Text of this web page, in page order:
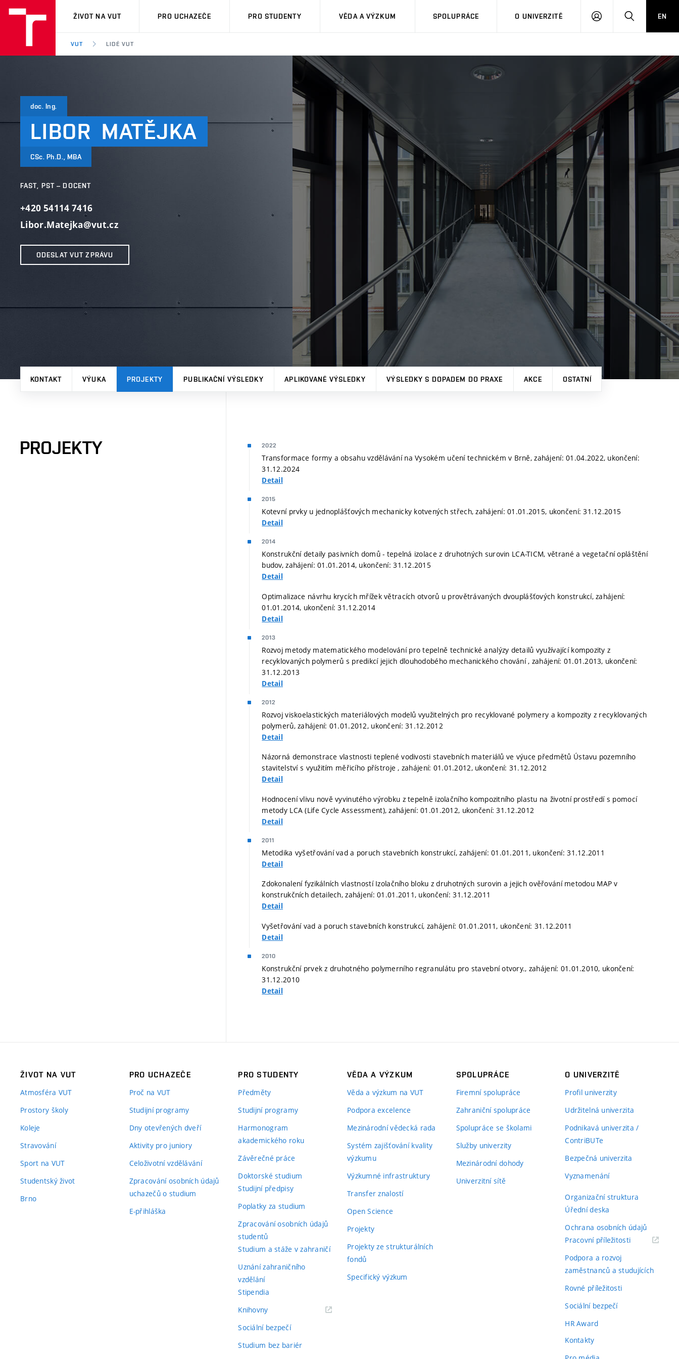
VUT
ŽIVOT NA VUT PRO UCHAZEČE PRO STUDENTY VĚDA A VÝZKUM SPOLUPRÁCE O UNIVERZITĚ
PŘIHLÁSIT HLEDATEN
VUT LIDÉ VUT
doc. Ing.
LIBOR MATĚJKA
CSc. Ph.D., MBA
FAST, PST – DOCENT
+420 54114 7416
Libor.Matejka@vut.cz
ODESLAT VUT ZPRÁVU
KONTAKT VÝUKA PROJEKTY PUBLIKAČNÍ VÝSLEDKY APLIKOVANÉ VÝSLEDKY VÝSLEDKY S DOPADEM DO PRAXE AKCE OSTATNÍ
PROJEKTY 2022
Transformace formy a obsahu vzdělávání na Vysokém učení technickém v Brně, zahájení: 01.04.2022, ukončení:
31.12.2024
Detail
2015
Kotevní prvky u jednoplášťových mechanicky kotvených střech, zahájení: 01.01.2015, ukončení: 31.12.2015
Detail
2014
Konstrukční detaily pasivních domů - tepelná izolace z druhotných surovin LCA-TICM, větrané a vegetační opláštění
budov, zahájení: 01.01.2014, ukončení: 31.12.2015
Detail
Optimalizace návrhu krycích mřížek větracích otvorů u provětrávaných dvouplášťových konstrukcí, zahájení:
01.01.2014, ukončení: 31.12.2014
Detail
2013
Rozvoj metody matematického modelování pro tepelně technické analýzy detailů využívající kompozity z
recyklovaných polymerů s predikcí jejich dlouhodobého mechanického chování , zahájení: 01.01.2013, ukončení:
31.12.2013
Detail
2012
Rozvoj viskoelastických materiálových modelů využitelných pro recyklované polymery a kompozity z recyklovaných
polymerů, zahájení: 01.01.2012, ukončení: 31.12.2012
Detail
Názorná demonstrace vlastnosti teplené vodivosti stavebních materiálů ve výuce předmětů Ústavu pozemního
stavitelství s využitím měřicího přístroje , zahájení: 01.01.2012, ukončení: 31.12.2012
Detail
Hodnocení vlivu nově vyvinutého výrobku z tepelně izolačního kompozitního plastu na životní prostředí s pomocí
metody LCA (Life Cycle Assessment), zahájení: 01.01.2012, ukončení: 31.12.2012
Detail
2011
Metodika vyšetřování vad a poruch stavebních konstrukcí, zahájení: 01.01.2011, ukončení: 31.12.2011
Detail
Zdokonalení fyzikálních vlastností Izolačního bloku z druhotných surovin a jejich ověřování metodou MAP v
konstrukčních detailech, zahájení: 01.01.2011, ukončení: 31.12.2011
Detail
Vyšetřování vad a poruch stavebních konstrukcí, zahájení: 01.01.2011, ukončení: 31.12.2011
Detail
2010
Konstrukční prvek z druhotného polymerního regranulátu pro stavební otvory., zahájení: 01.01.2010, ukončení:
31.12.2010
Detail
ŽIVOT NA VUT
Atmosféra VUT
Prostory školy
Koleje
Stravování
Sport na VUT
Studentský život
Brno
PRO UCHAZEČE
Proč na VUT
Studijní programy
Dny otevřených dveří
Aktivity pro juniory
Celoživotní vzdělávání
Zpracování osobních údajů
uchazečů o studium
E-přihláška
PRO STUDENTY
Předměty
Studijní programy
Harmonogram
akademického roku
Závěrečné práce
Doktorské studium
Studijní předpisy
Poplatky za studium
Zpracování osobních údajů
studentů
Studium a stáže v zahraničí
Uznání zahraničního
vzdělání
Stipendia
Knihovny(externí
Sociální bezpečí
Studium bez bariér
VĚDA A VÝZKUM
Věda a výzkum na VUT
Podpora excelence
Mezinárodní vědecká rada
Systém zajišťování kvality
výzkumu
Výzkumné infrastruktury
Transfer znalostí
Open Science
Projekty
Projekty ze strukturálních
fondů
Specifický výzkum
SPOLUPRÁCE
Firemní spolupráce
Zahraniční spolupráce
Spolupráce se školami
Služby univerzity
Mezinárodní dohody
Univerzitní sítě
O UNIVERZITĚ
Profil univerzity
Udržitelná univerzita
Podnikavá univerzita /
ContriBUTe
Bezpečná univerzita
Vyznamenání
Organizační struktura
Úřední deska
Ochrana osobních údajů
Pracovní příležitosti(externí
Podpora a rozvoj
zaměstnanců a studujících
Rovné příležitosti
Sociální bezpečí
HR Award
Kontakty